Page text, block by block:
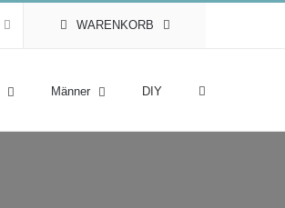
WARENKORB
Männer DIY